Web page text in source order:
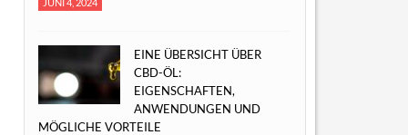
EINE ÜBERSICHT ÜBER
CBD-ÖL:
EIGENSCHAFTEN,
ANWENDUNGEN UND
MÖGLICHE VORTEILE